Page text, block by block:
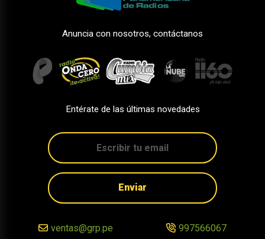
Anuncia con nosotros, contáctanos
Entérate de las últimas novedades
Enviar
ventas@grp.pe 997566067